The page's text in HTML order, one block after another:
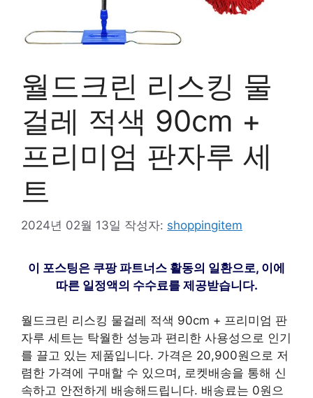
월드크린 리스킹 물
걸레 적색 90cm +
프리미엄 판자루 세
트
2024년 02월 13일 작성자: shoppingitem
이 포스팅은 쿠팡 파트너스 활동의 일환으로, 이에
따른 일정액의 수수료를 제공받습니다.
월드크린 리스킹 물걸레 적색 90cm + 프리미엄 판
자루 세트는 탁월한 성능과 편리한 사용성으로 인기
를 끌고 있는 제품입니다. 가격은 20,900원으로 저
렴한 가격에 구매할 수 있으며, 로켓배송을 통해 신
속하고 안전하게 배송해드립니다. 배송료는 0원으